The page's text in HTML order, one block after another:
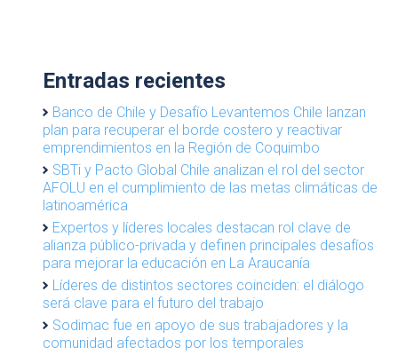
Entradas recientes
Banco de Chile y Desafío Levantemos Chile lanzan
plan para recuperar el borde costero y reactivar
emprendimientos en la Región de Coquimbo
SBTi y Pacto Global Chile analizan el rol del sector
AFOLU en el cumplimiento de las metas climáticas de
latinoamérica
Expertos y líderes locales destacan rol clave de
alianza público-privada y definen principales desafíos
para mejorar la educación en La Araucanía
Líderes de distintos sectores coinciden: el diálogo
será clave para el futuro del trabajo
Sodimac fue en apoyo de sus trabajadores y la
comunidad afectados por los temporales